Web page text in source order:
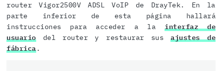
router Vigor2500V ADSL VoIP de DrayTek. En la
parte inferior de esta página hallará
instrucciones para acceder a lainterfaz de
usuariodel router y restaurar susajustes de
fábrica.